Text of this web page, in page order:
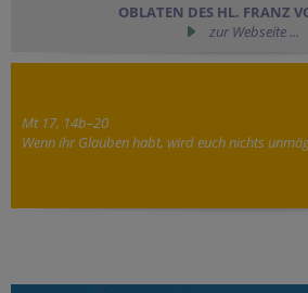
OBLATEN DES HL. FRANZ
zur Webseite ...
Mt 17, 14b–20
Wenn ihr Glauben habt, wird euch nichts